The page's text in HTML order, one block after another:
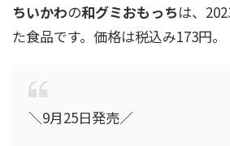
ちいかわの和グミおもっちは、
た食品です。価格は税込み173円。
＼9月25日発売／